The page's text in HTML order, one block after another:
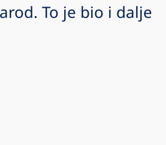
To je bio i dalje